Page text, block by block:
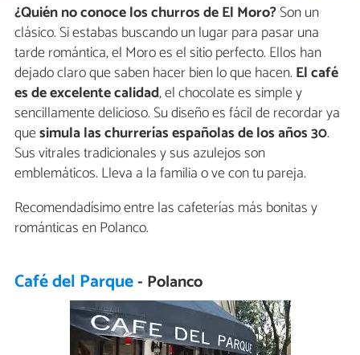
¿Quién no conoce los churros de El Moro?Son un
clásico. Si estabas buscando un lugar para pasar una
tarde romántica, el Moro es el sitio perfecto. Ellos han
dejado claro que saben hacer bien lo que hacen. El café
es de excelente calidad, el chocolate es simple y
sencillamente delicioso. Su diseño es fácil de recordar ya
quesimula las churrerías españolas de los años 30.
Sus vitrales tradicionales y sus azulejos son
emblemáticos. Lleva a la familia o ve con tu pareja.
Recomendadísimo entre las cafeterías más bonitas y
románticas en Polanco.
Café del Parque- Polanco